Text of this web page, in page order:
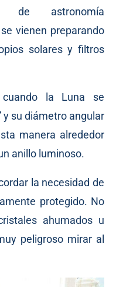
de astronomía
vienen preparando
solares y filtros
la Luna se
y su diámetro angular
manera alrededor
anillo luminoso.
la necesidad de
protegido. No
ahumados u
peligroso mirar al